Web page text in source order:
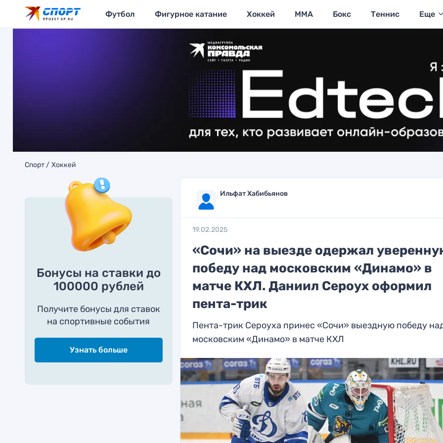
Футбол Фигурное катание Хоккей MMA Бокс Теннис Еще
Спорт Хоккей
Бонусы на ставки до
100000 рублей
Получите бонусы для ставок
на спортивные события
Узнать больше
Ильфат Хабибьянов
19.02.2025
«Сочи» на выезде одержал
победу над московским «Динамо» в
матче КХЛ. Даниил Сероух оформил
пента-трик
Пента-трик Сероуха принес «Сочи» выездную победу
московским «Динамо» в матче КХЛ